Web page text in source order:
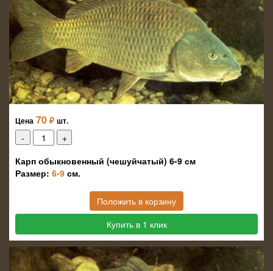
Цена 70 ₽ шт.
Карп обыкновенный (чешуйчатый) 6-9 см
Размер: 6-9 см.
Положить в корзину
Купить в 1 клик